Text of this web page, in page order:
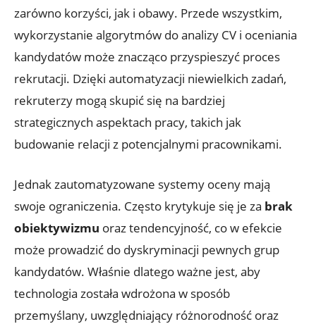
zarówno korzyści, jak i obawy. Przede wszystkim,
wykorzystanie algorytmów do analizy CV i oceniania
kandydatów może znacząco przyspieszyć proces
rekrutacji. Dzięki automatyzacji niewielkich zadań,
rekruterzy mogą skupić się na bardziej
strategicznych aspektach pracy, takich jak
budowanie relacji z potencjalnymi pracownikami.
Jednak zautomatyzowane systemy oceny mają
swoje ograniczenia. Często krytykuje się je za brak
obiektywizmu oraz tendencyjność, co w efekcie
może prowadzić do dyskryminacji pewnych grup
kandydatów. Właśnie dlatego ważne jest, aby
technologia została wdrożona w sposób
przemyślany, uwzględniający różnorodność oraz